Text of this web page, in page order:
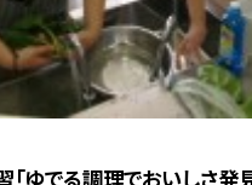
「ゆでる調理でおいしさ発